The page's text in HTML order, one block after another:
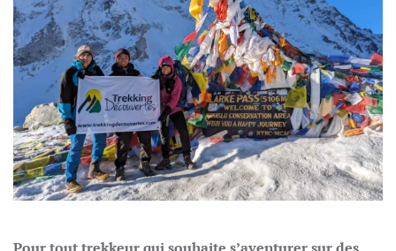
Pour tout trekkeur qui souhaite s’aventurer sur des